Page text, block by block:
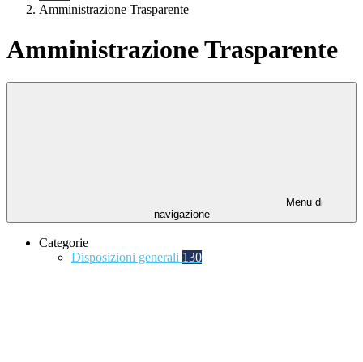
Amministrazione Trasparente
Amministrazione Trasparente
Menu di
navigazione
Categorie
Disposizioni generali 130